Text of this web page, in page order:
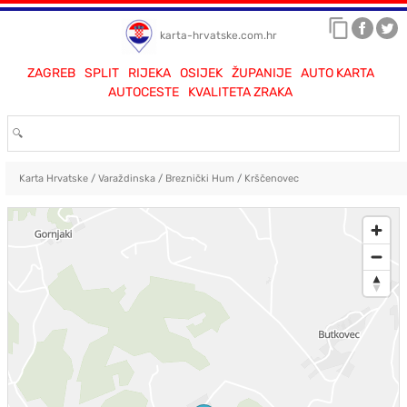
karta-hrvatske.com.hr
ZAGREB SPLIT RIJEKA OSIJEK ŽUPANIJE
AUTO KARTA
AUTOCESTE
KVALITETA ZRAKA
Karta Hrvatske/ Varaždinska/ Breznički Hum / Krščenovec